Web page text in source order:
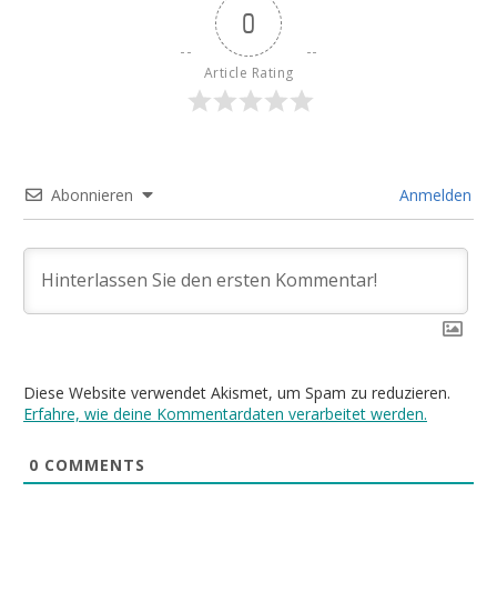
0
Article Rating
Abonnieren Anmelden
Diese Website verwendet Akismet, um Spam zu reduzieren.
Erfahre, wie deine Kommentardaten verarbeitet werden.
0 COMMENTS